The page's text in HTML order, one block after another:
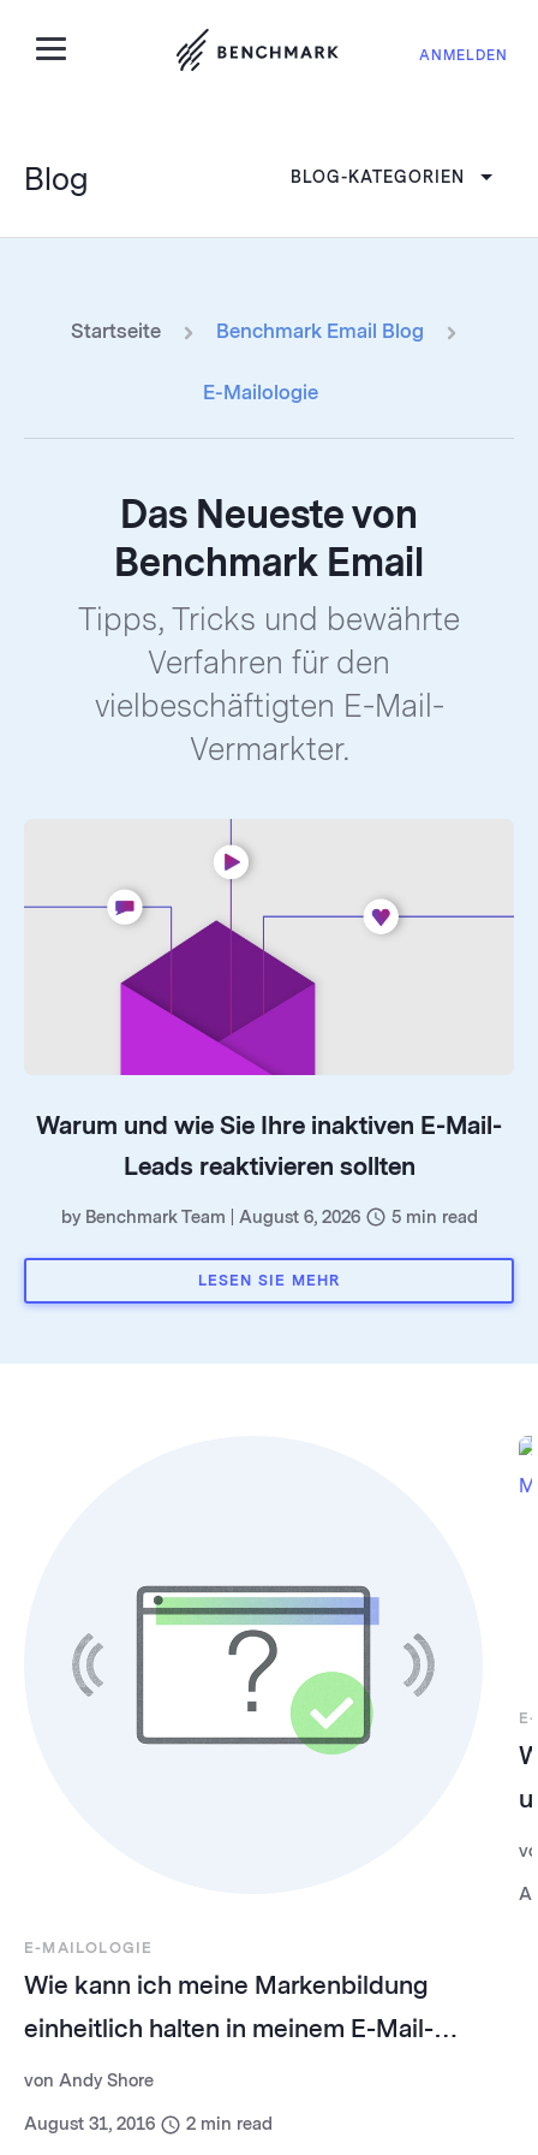
ANMELDEN
Blog BLOG-KATEGORIEN
Startseite Benchmark Email Blog
E-Mailologie
Das Neueste von
Benchmark Email
Tipps, Tricks und bewährte
Verfahren für den
vielbeschäftigten E-Mail-
Vermarkter.
Warum und wie Sie Ihre inaktiven E-Mail-
Leads reaktivieren sollten
by Benchmark Team August 6, 2026 5 min read
LESEN SIE MEHR
E-MAILOLOGIE
Wie kann ich meine Markenbildung
einheitlich halten in meinem E-Mail-
Marketing?
von Andy Shore
August 31, 2016 2 min read